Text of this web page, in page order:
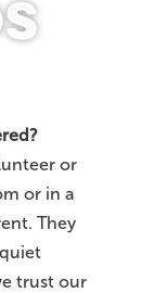
or
or in a
They
trust our